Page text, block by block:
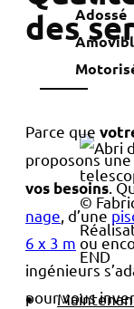
Adossé
©
END
des
Parce que
proposons
vos besoins.
nage , d’une
6 x 3 m ou
ingénieurs
pour vous